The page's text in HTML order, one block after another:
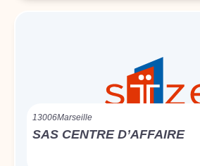
13006Marseille
SAS CENTRE D’AFFAIRE